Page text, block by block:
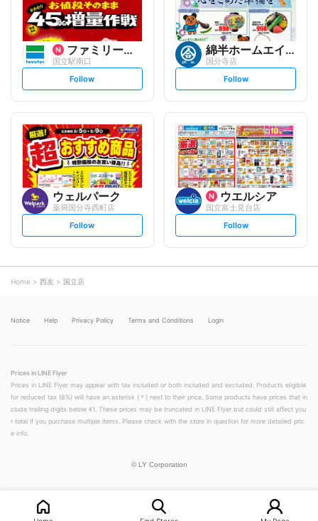
ファミリーマート
国立駅南口
s
t
l
o
w
Follow
綿半ホームエイド
国分寺店
s
t
l
o
w
Follow
ウェルパーク
薬局国分寺西町店
s
t
o
w
Follow
ウエルシア
国立富士見台店
s
t
Follow
Home 西友 国立店
Notice Help Privacy Policy Terms and Conditions Login
Prices in LINE Flyer
Prices in LINE Flyer may appear with tax included or both included and excluded. Products eligible
for reduced tax (8%) will have an asterisk (＊) next to their price. Some products have prices that in
clude trailing digits below ¥1. These prices may be truncated in LINE Flyer but could still affect you
r total if you purchase multiple items. Please check with the store in question for more detailed pric
e info.
© LY Corporation